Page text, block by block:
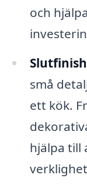
och
små
ett kök.
hjälpa till